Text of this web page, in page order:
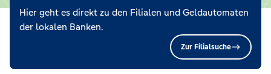
Hier geht es direkt zu den Filialen und Geldautomaten
der lokalen Banken.
Zur Filialsuche